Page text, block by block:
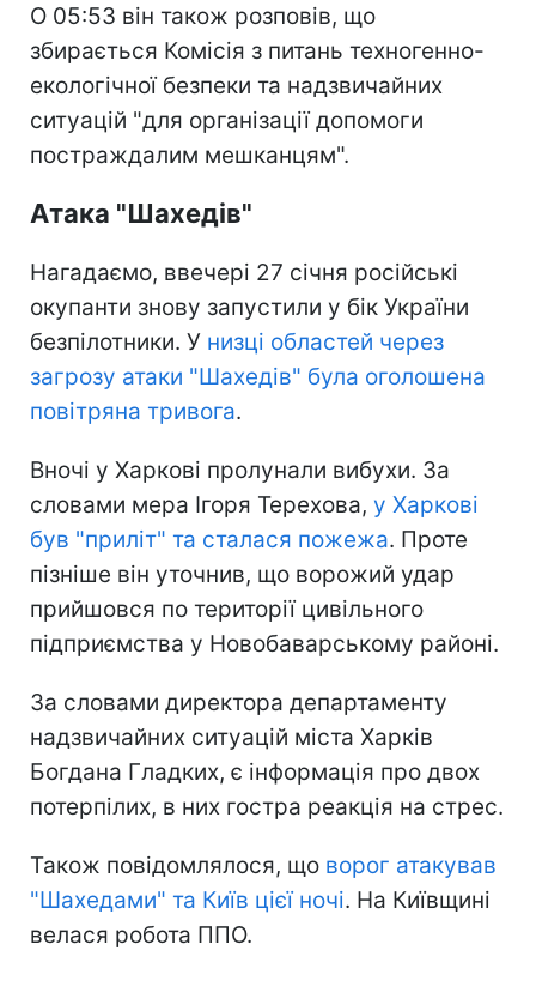
О 05:53 він також розповів, що
збирається Комісія з питань техногенно-
екологічної безпеки та надзвичайних
ситуацій "для організації допомоги
постраждалим мешканцям".
Атака "Шахедів"
Нагадаємо, ввечері 27 січня російські
окупанти знову запустили у бік України
безпілотники. У низці областей через
загрозу атаки "Шахедів" була оголошена
повітряна тривога.
Вночі у Харкові пролунали вибухи. За
словами мера Ігоря Терехова, у Харкові
був "приліт" та сталася пожежа. Проте
пізніше він уточнив, що ворожий удар
прийшовся по території цивільного
підприємства у Новобаварському районі.
За словами директора департаменту
надзвичайних ситуацій міста Харків
Богдана Гладких, є інформація про двох
потерпілих, в них гостра реакція на стрес.
Також повідомлялося, що ворог атакував
"Шахедами" та Київ цієї ночі. На Київщині
велася робота ППО.